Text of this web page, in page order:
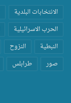
الانتخابات البلدية
الحرب الاسرائيلية
النبطية
النزوح
صور
طرابلس